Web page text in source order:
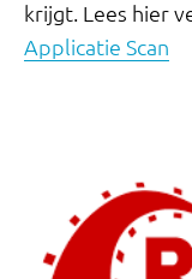
krijgt. Lees hier
Applicatie Scan